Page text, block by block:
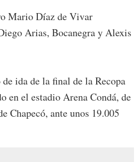
Mario Díaz de Vivar
Arias, Bocanegra y Alexis
ida de la final de la Recopa
en el estadio Arena Condá, de
Chapecó, ante unos 19.005